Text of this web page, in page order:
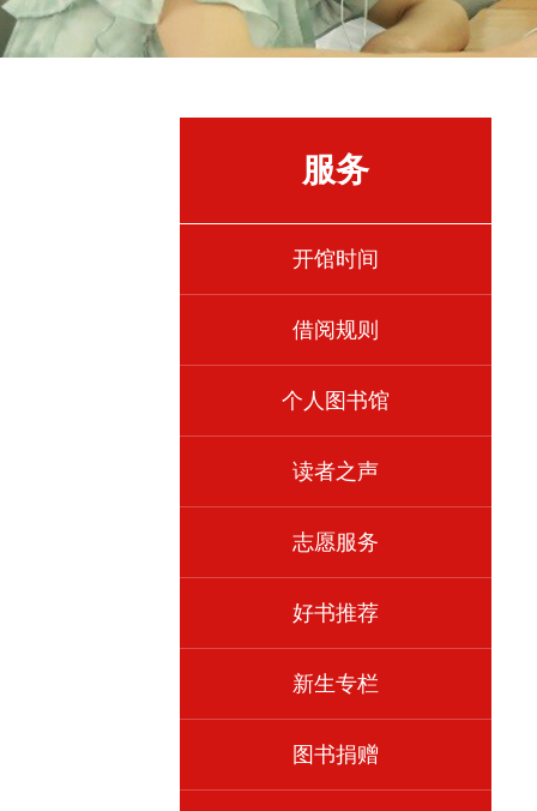
服务
开馆时间
借阅规则
个人图书馆
读者之声
志愿服务
好书推荐
新生专栏
图书捐赠